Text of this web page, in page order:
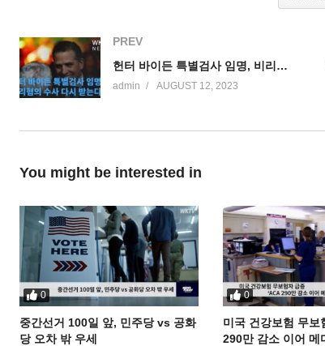
PREV
헌터 바이든 특별검사 임명, 비리혐의 수사 다시 받는다
admin AUGUST 12, 2023
You might be interested in
0
중간선거 100일 앞, 민주당 vs 공화
당 오차 밖 우세
0
미국 건강보험 무보
290만 감소 이어 메